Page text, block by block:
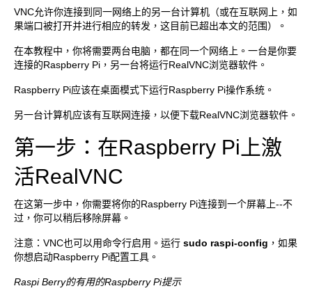
VNC允许你连接到同一网络上的另一台计算机（或在互联网上，如
果端口被打开并进行相应的转发，这目前已超出本文的范围）。
在本教程中，你将需要两台电脑，都在同一个网络上。一台是你要
连接的Raspberry Pi，另一台将运行RealVNC浏览器软件。
Raspberry Pi应该在桌面模式下运行Raspberry Pi操作系统。
另一台计算机应该有互联网连接，以便下载RealVNC浏览器软件。
第一步：在Raspberry Pi上激
活RealVNC
在这第一步中，你需要将你的Raspberry Pi连接到一个屏幕上--不
过，你可以稍后移除屏幕。
注意：VNC也可以用命令行启用。运行 sudo raspi-config ，如果
你想启动Raspberry Pi配置工具。
Raspi Berry的有用的Raspberry Pi提示